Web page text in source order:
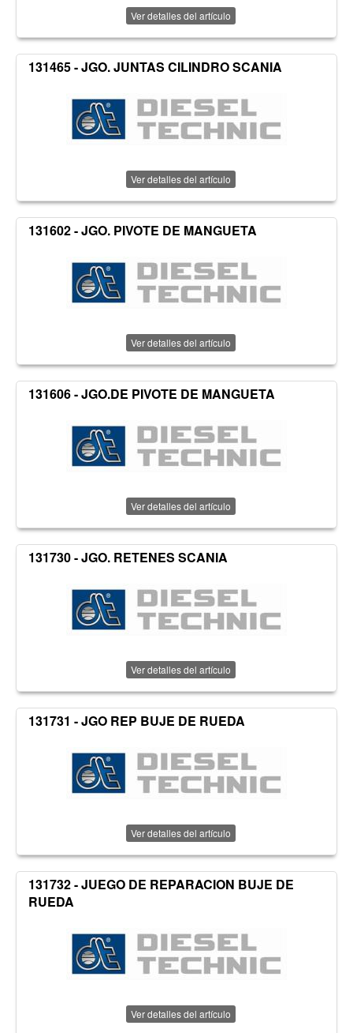
Ver detalles del artículo
131465 - JGO. JUNTAS CILINDRO SCANIA
Ver detalles del artículo
131602 - JGO. PIVOTE DE MANGUETA
Ver detalles del artículo
131606 - JGO.DE PIVOTE DE MANGUETA
Ver detalles del artículo
131730 - JGO. RETENES SCANIA
Ver detalles del artículo
131731 - JGO REP BUJE DE RUEDA
Ver detalles del artículo
131732 - JUEGO DE REPARACION BUJE DE
RUEDA
Ver detalles del artículo